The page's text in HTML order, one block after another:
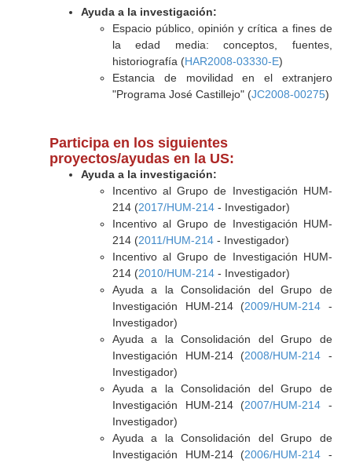
Ayuda a la investigación:
Espacio público, opinión y crítica a fines de
la edad media: conceptos, fuentes,
historiografía (HAR2008-03330-E)
Estancia de movilidad en el extranjero
"Programa José Castillejo" (JC2008-00275)
Participa en los siguientes
proyectos/ayudas en la US:
Ayuda a la investigación:
Incentivo al Grupo de Investigación HUM-
214 (2017/HUM-214- Investigador)
Incentivo al Grupo de Investigación HUM-
214 (2011/HUM-214- Investigador)
Incentivo al Grupo de Investigación HUM-
214 (2010/HUM-214- Investigador)
Ayuda a la Consolidación del Grupo de
Investigación HUM-214 (2009/HUM-214 -
Investigador)
Ayuda a la Consolidación del Grupo de
Investigación HUM-214 (2008/HUM-214 -
Investigador)
Ayuda a la Consolidación del Grupo de
Investigación HUM-214 (2007/HUM-214 -
Investigador)
Ayuda a la Consolidación del Grupo de
Investigación HUM-214 (2006/HUM-214 -